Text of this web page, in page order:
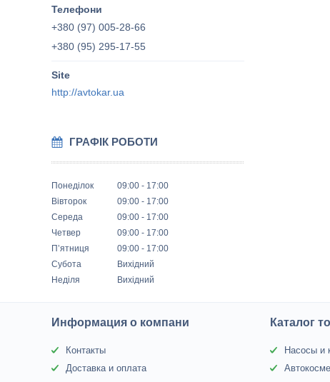
+380 (97) 005-28-66
+380 (95) 295-17-55
http://avtokar.ua
ГРАФІК РОБОТИ
Понеділок 09:00
17:00
Вівторок
09:00
17:00
Середа
09:00
17:00
Четвер
09:00
17:00
Пʼятниця
09:00
17:00
Субота
Вихідний
Неділя
Вихідний
Информация о компани
Контакты
Доставка и оплата
Каталог
Насосы и